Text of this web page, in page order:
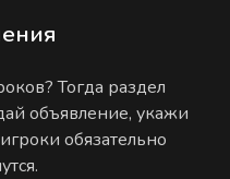
Тогда раздел
объявление, укажи
обязательно